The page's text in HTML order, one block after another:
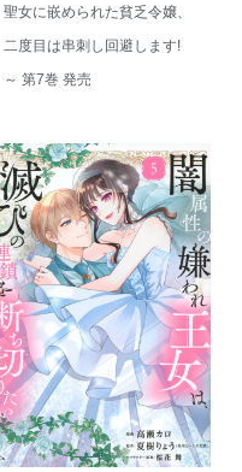
聖女に嵌められた貧乏令嬢、
二度目は串刺し回避します!
～ 第7巻 発売